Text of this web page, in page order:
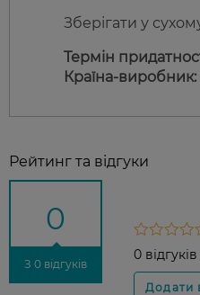
Зберігати у
Термін
Країна-виробник:
Рейтинг та відгуки
0
З 0 відгуків
0 відгуків